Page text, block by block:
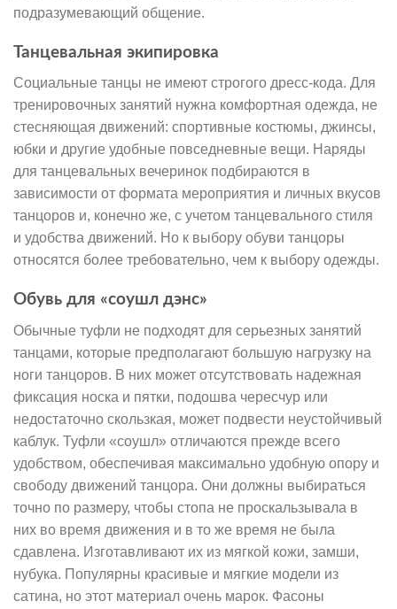
подразумевающий общение.
Танцевальная экипировка
Социальные танцы не имеют строгого дресс-кода. Для
тренировочных занятий нужна комфортная одежда, не
стесняющая движений: спортивные костюмы, джинсы,
юбки и другие удобные повседневные вещи. Наряды
для танцевальных вечеринок подбираются в
зависимости от формата мероприятия и личных вкусов
танцоров и, конечно же, с учетом танцевального стиля
и удобства движений. Но к выбору обуви танцоры
относятся более требовательно, чем к выбору одежды.
Обувь для «соушл дэнс»
Обычные туфли не подходят для серьезных занятий
танцами, которые предполагают большую нагрузку на
ноги танцоров. В них может отсутствовать надежная
фиксация носка и пятки, подошва чересчур или
недостаточно скользкая, может подвести неустойчивый
каблук. Туфли «соушл» отличаются прежде всего
удобством, обеспечивая максимально удобную опору и
свободу движений танцора. Они должны выбираться
точно по размеру, чтобы стопа не проскальзывала в
них во время движения и в то же время не была
сдавлена. Изготавливают их из мягкой кожи, замши,
нубука. Популярны красивые и мягкие модели из
сатина, но этот материал очень марок. Фасоны